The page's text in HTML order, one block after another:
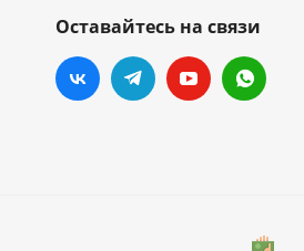
Оставайтесь на связи